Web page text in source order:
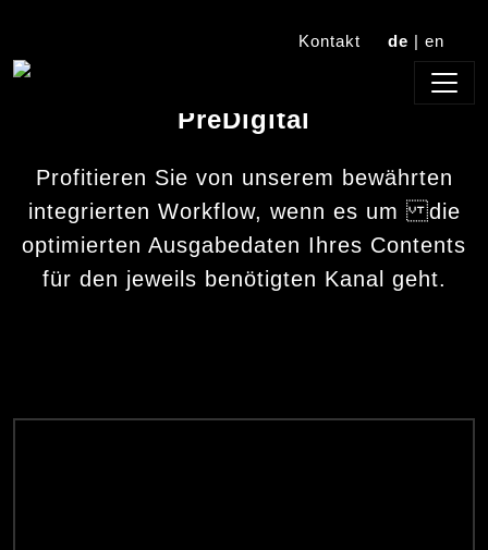
Kontakt de | en
PreDigital
Profitieren Sie von unserem bewährten
integrierten Workflow, wenn es um die
optimierten Ausgabedaten Ihres Contents
für den jeweils benötigten Kanal geht.